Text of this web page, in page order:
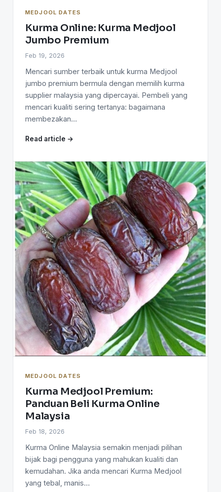
MEDJOOL DATES
Kurma Online: Kurma Medjool
Jumbo Premium
Feb 19, 2026
Mencari sumber terbaik untuk kurma Medjool
jumbo premium bermula dengan memilih kurma
supplier malaysia yang dipercayai. Pembeli yang
mencari kualiti sering tertanya: bagaimana
membezakan…
Read article →
MEDJOOL DATES
Kurma Medjool Premium:
Panduan Beli Kurma Online
Malaysia
Feb 18, 2026
Kurma Online Malaysia semakin menjadi pilihan
bijak bagi pengguna yang mahukan kualiti dan
kemudahan. Jika anda mencari Kurma Medjool
yang tebal, manis…